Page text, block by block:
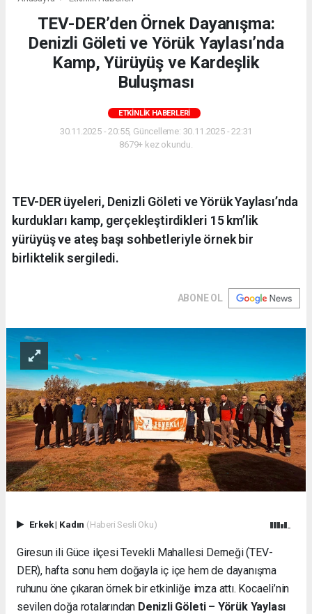
TEV-DER’den Örnek Dayanışma:
Denizli Göleti ve Yörük Yaylası’nda
Kamp, Yürüyüş ve Kardeşlik
Buluşması
ETKINLIK HABERLERI
30.11.2025 - 20:55, Güncelleme: 30.11.2025 - 22:31
8679+ kez okundu.
TEV-DER üyeleri, Denizli Göleti ve Yörük Yaylası’nda
kurdukları kamp, gerçekleştirdikleri 15 km’lik
yürüyüş ve ateş başı sohbetleriyle örnek bir
birliktelik sergiledi.
ABONE OL
Erkek| Kadın (Haberi Sesli Oku)
Giresun ili Güce ilçesi Tevekli Mahallesi Derneği (TEV-
DER), hafta sonu hem doğayla iç içe hem de dayanışma
ruhunu öne çıkaran örnek bir etkinliğe imza attı. Kocaeli’nin
sevilen doğa rotalarından Denizli Göleti – Yörük Yaylası